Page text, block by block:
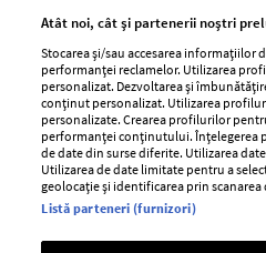
Un mariaj nu este nici pe
de accidentări, ci este un
evenimente neașteptate.
+ MAI MULTE
Atât noi, cât și partenerii noștri
Stocarea și/sau accesarea informațiilor
performanței reclamelor. Utilizarea
personalizat. Dezvoltarea și
conținut personalizat. Utilizarea
personalizate. Crearea profilurilor
performanței conținutului. Înțelegerea
de date din surse diferite. Utilizarea
Utilizarea de date limitate pentru a
geolocație și identificarea prin
Listă parteneri (furnizori)